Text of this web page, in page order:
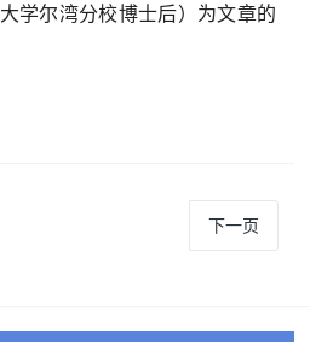
学尔湾分校博士后）为文章的
下一页